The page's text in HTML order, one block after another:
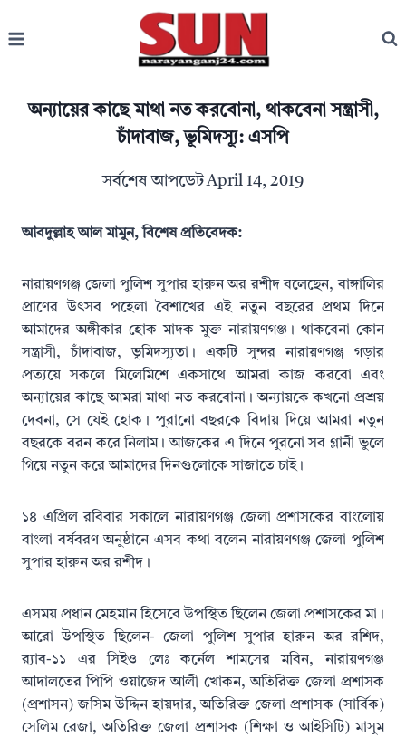
to
অন্যায়ের কাছে মাথা নত করবোনা, থাকবেনা সন্ত্রাসী,
চাঁদাবাজ, ভূমিদস্যূ: এসপি
সর্বশেষ আপডেটApril 14, 2019
আবদুল্লাহ আল মামুন, বিশেষ প্রতিবেদক:
নারায়ণগঞ্জ জেলা পুলিশ সুপার হারুন অর রশীদ বলেছেন, বাঙ্গালির
প্রাণের উৎসব পহেলা বৈশাখের এই নতুন বছরের প্রথম দিনে
আমাদের অঙ্গীকার হোক মাদক মুক্ত নারায়ণগঞ্জ। থাকবেনা কোন
সন্ত্রাসী, চাঁদাবাজ, ভূমিদস্যূতা। একটি সুন্দর নারায়ণগঞ্জ গড়ার
প্রত্যয়ে সকলে মিলেমিশে একসাথে আমরা কাজ করবো এবং
অন্যায়ের কাছে আমরা মাথা নত করবোনা। অন্যায়কে কখনো প্রশ্রয়
দেবনা, সে যেই হোক। পুরানো বছরকে বিদায় দিয়ে আমরা নতুন
বছরকে বরন করে নিলাম। আজকের এ দিনে পুরনো সব গ্লানী ভুলে
গিয়ে নতুন করে আমাদের দিনগুলোকে সাজাতে চাই।
১৪ এপ্রিল রবিবার সকালে নারায়ণগঞ্জ জেলা প্রশাসকের বাংলোয়
বাংলা বর্ষবরণ অনুষ্ঠানে এসব কথা বলেন নারায়ণগঞ্জ জেলা পুলিশ
সুপার হারুন অর রশীদ।
এসময় প্রধান মেহমান হিসেবে উপস্থিত ছিলেন জেলা প্রশাসকের মা।
আরো উপস্থিত ছিলেন- জেলা পুলিশ সুপার হারুন অর রশিদ,
র‌্যাব-১১ এর সিইও লেঃ কর্নেল শামসের মবিন, নারায়ণগঞ্জ
আদালতের পিপি ওয়াজেদ আলী খোকন, অতিরিক্ত জেলা প্রশাসক
(প্রশাসন) জসিম উদ্দিন হায়দার, অতিরিক্ত জেলা প্রশাসক (সার্বিক)
সেলিম রেজা, অতিরিক্ত জেলা প্রশাসক (শিক্ষা ও আইসিটি) মাসুম